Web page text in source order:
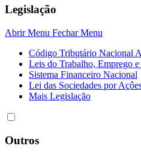
Legislação
Abrir Menu Fechar Menu
Código Tributário Nacional
Leis do Trabalho, Emprego
Sistema Financeiro Nacional
Lei das Sociedades por
Mais Legislação
Outros